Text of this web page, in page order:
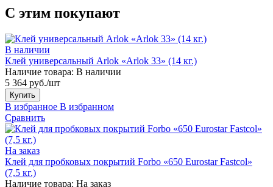
С этим покупают
В наличии
Клей универсальный Arlok «Arlok 33» (14 кг.)
Наличие товара: В наличии
5 364 руб./шт
Купить
В избранное В избранном
Сравнить
На заказ
Клей для пробковых покрытий Forbo «650 Eurostar Fastcol»
(7,5 кг.)
Наличие товара: На заказ